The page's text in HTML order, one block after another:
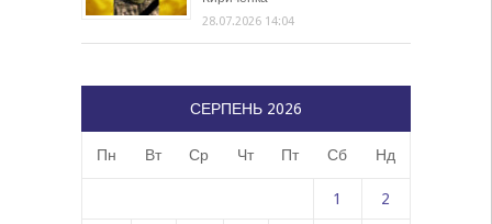
28.07.2026 14:04
СЕРПЕНЬ 2026
Пн Вт Ср Чт Пт Сб Нд
1 2